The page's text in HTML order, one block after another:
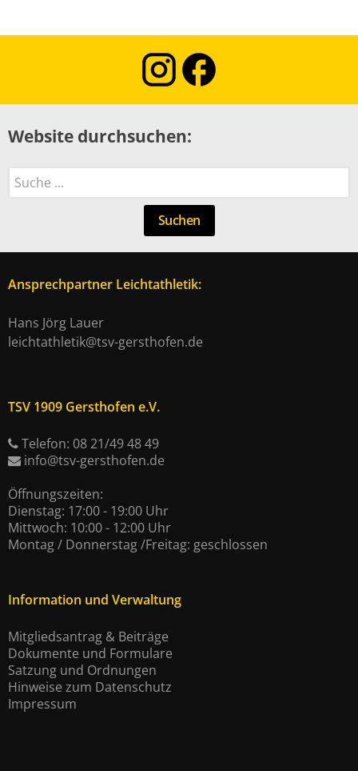
Website durchsuchen:
Suchen
Suchen
Ansprechpartner Leichtathletik:
Hans Jörg Lauer
leichtathletik@tsv-gersthofen.de
TSV 1909 Gersthofen e.V.
Telefon: 08 21/49 48 49
info@tsv-gersthofen.de
Öffnungszeiten:
Dienstag: 17:00 - 19:00 Uhr
Mittwoch: 10:00 - 12:00 Uhr
Montag / Donnerstag /Freitag: geschlossen
Information und Verwaltung
Mitgliedsantrag & Beiträge
Dokumente und Formulare
Satzung und Ordnungen
Hinweise zum Datenschutz
Impressum